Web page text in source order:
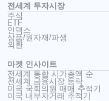
전세계 투자시장
주식
ETF
인덱스
상품/원자재/파생
외환
마켓 인사이트
전세계 통합 시가총액 순
전세계 금융시장 등락
미국 국회의원 매매 추적기
미국 내부자거래 추적기